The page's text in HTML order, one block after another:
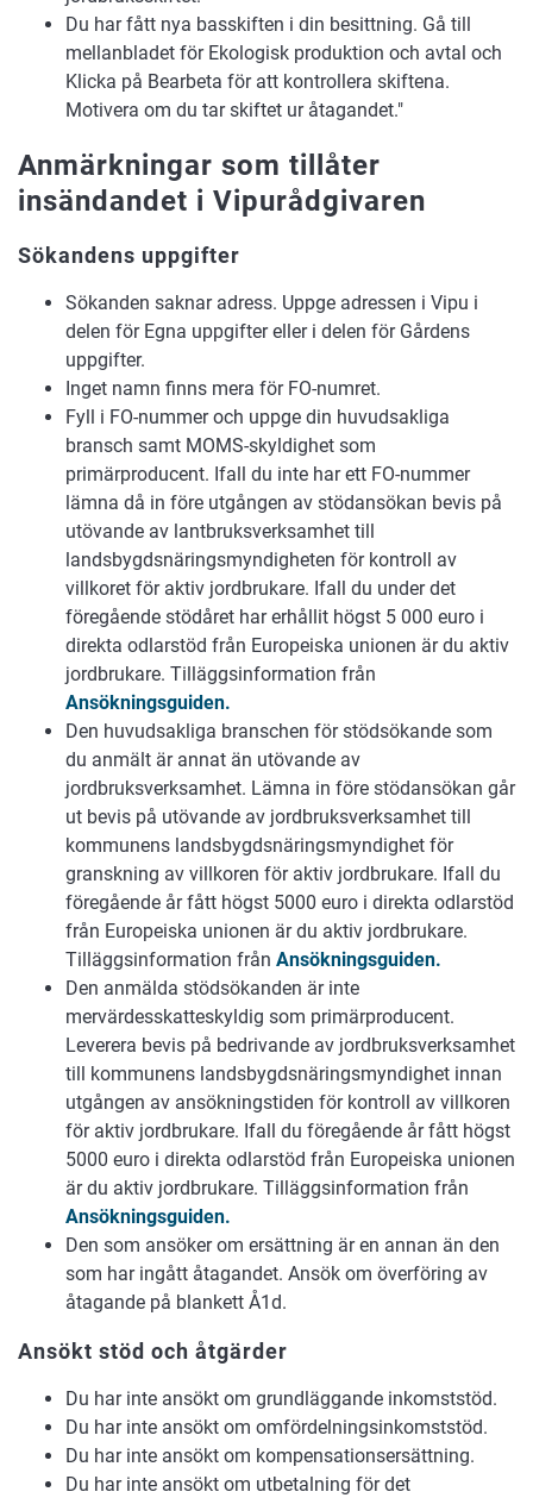
Du har fått nya basskiften i din besittning. Gå till
mellanbladet för Ekologisk produktion och avtal och
Klicka på Bearbeta för att kontrollera skiftena.
Motivera om du tar skiftet ur åtagandet."
​Anmärkningar som tillåter
insändandet i Vipurådgivaren
Sökandens uppgifter
Sökanden saknar adress. Uppge adressen i Vipu i
delen för Egna uppgifter eller i delen för Gårdens
uppgifter.
Inget namn finns mera för FO-numret.
Fyll i FO-nummer och uppge din huvudsakliga
bransch samt MOMS-skyldighet som
primärproducent. Ifall du inte har ett FO-nummer
lämna då in före utgången av stödansökan bevis på
utövande av lantbruksverksamhet till
landsbygdsnäringsmyndigheten för kontroll av
villkoret för aktiv jordbrukare. Ifall du under det
föregående stödåret har erhållit högst 5 000 euro i
direkta odlarstöd från Europeiska unionen är du aktiv
jordbrukare. Tilläggsinformation från
Ansökningsguiden.
Den huvudsakliga branschen för stödsökande som
du anmält är annat än utövande av
jordbruksverksamhet. Lämna in före stödansökan går
ut bevis på utövande av jordbruksverksamhet till
kommunens landsbygdsnäringsmyndighet för
granskning av villkoren för aktiv jordbrukare. Ifall du
föregående år fått högst 5000 euro i direkta odlarstöd
från Europeiska unionen är du aktiv jordbrukare.
Tilläggsinformation från Ansökningsguiden.
Den anmälda stödsökanden är inte
mervärdesskatteskyldig som primärproducent.
Leverera bevis på bedrivande av jordbruksverksamhet
till kommunens landsbygdsnäringsmyndighet innan
utgången av ansökningstiden för kontroll av villkoren
för aktiv jordbrukare. Ifall du föregående år fått högst
5000 euro i direkta odlarstöd från Europeiska unionen
är du aktiv jordbrukare. Tilläggsinformation från
Ansökningsguiden.
Den som ansöker om ersättning är en annan än den
som har ingått åtagandet. Ansök om överföring av
åtagande på blankett Å1d.
Ansökt stöd och åtgärder
Du har inte ansökt om grundläggande inkomststöd.
Du har inte ansökt om omfördelningsinkomststöd.
Du har inte ansökt om kompensationsersättning.
Du har inte ansökt om utbetalning för det